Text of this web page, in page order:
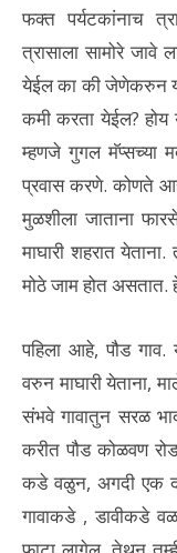
फक्त पर्यटकांनाच
त्रासाला सामोरे जावे
येईल का की जेणेकरुन
कमी करता येईल? होय
म्हणजे गुगल मॅप्सच्या
प्रवास करणे. कोणते
मुळशीला जाताना
माघारी शहरात
मोठे जाम होत
पहिला आहे, पौड गाव.
वरुन माघारी येताना,
संभवे गावातुन सरळ
करीत पौड कोळवण
कडे वळुन, अगदी एक
गावाकडे , डावीकडे